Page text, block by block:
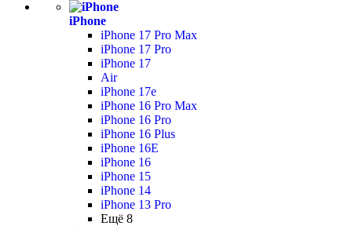
iPhone
iPhone 17 Pro Max
iPhone 17 Pro
iPhone 17
Air
iPhone 17e
iPhone 16 Pro Max
iPhone 16 Pro
iPhone 16 Plus
iPhone 16E
iPhone 16
iPhone 15
iPhone 14
iPhone 13 Pro
Ещё 8